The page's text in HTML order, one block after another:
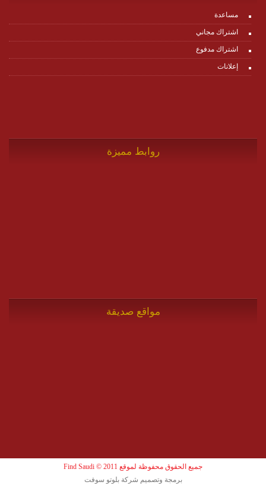
مساعدة
اشتراك مجاني
اشتراك مدفوع
إعلانات
روابط مميزة
مواقع صديقة
جميع الحقوق محفوظة لموقع Find Saudi © 2011
برمجة وتصميم شركة بلوتو سوفت